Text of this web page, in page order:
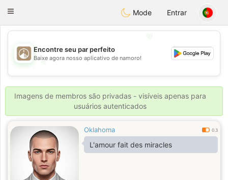
ahebik
Toggle
Mode Entrar
💖
💕
💕
Encontre seu par perfeito
Baixe agora nosso aplicativo de namoro!
Imagens de membros são privadas - visíveis apenas para
usuários autenticados
Oklahoma 0.3
L'amour fait des miracles